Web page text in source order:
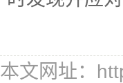
本文网址：